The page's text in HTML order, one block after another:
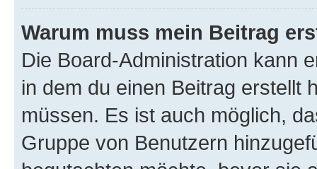
Warum muss mein Beitrag
Die Board-Administration kann
in dem du einen Beitrag erstellt
müssen. Es ist auch möglich,
Gruppe von Benutzern